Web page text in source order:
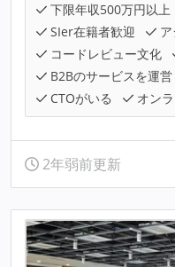
下限年収500万円以上
SIer在籍者歓迎
コードレビュー文化
B2Bのサービスを運営
CTOがいる
オン
2年弱前更新